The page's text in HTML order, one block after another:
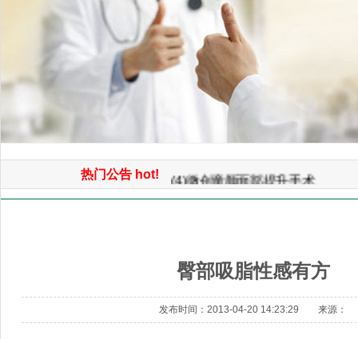
热门公告 hot!
(6）微创重睑（双眼皮）小眼开
(5)电脑3D模拟整形美容
(4)微创童颜面部提升手术
(3)3D鼻综合整形手术
臀部吸脂性感有方
发布时间：2013-04-20 14:23:29 来源：